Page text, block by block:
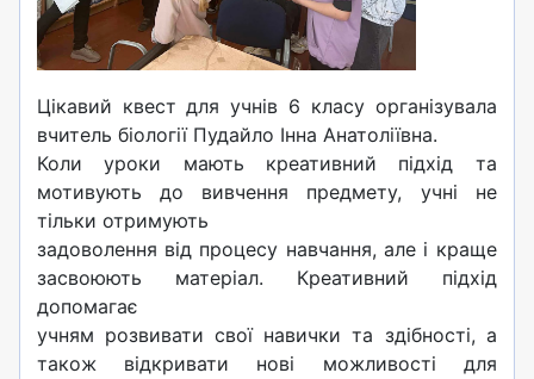
Цікавий квест для учнів 6 класу організувала
вчитель біології Пудайло Інна Анатоліївна.
Коли уроки мають креативний підхід та
мотивують до вивчення предмету, учні не
тільки отримують
задоволення від процесу навчання, але і краще
засвоюють матеріал. Креативний підхід
допомагає
учням розвивати свої навички та здібності, а
також відкривати нові можливості для